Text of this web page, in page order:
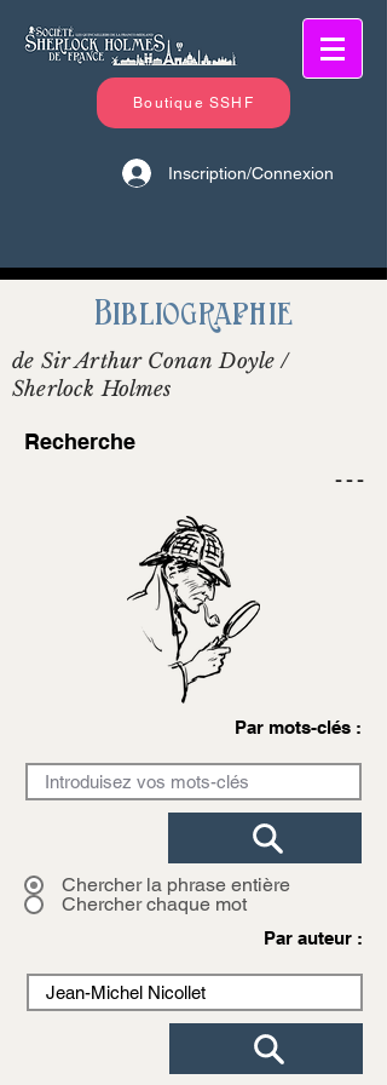
Boutique SSHF
Inscription/Connexion
Bibliographie
de Sir Arthur Conan Doyle /
Sherlock Holmes
Recherche
- - -
Par mots-clés :
Chercher la phrase entière
Chercher chaque mot
Par auteur :